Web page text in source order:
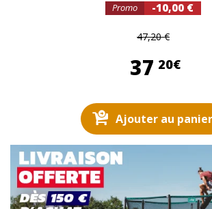
Promo -10,00 €
47,20 €
37 20€
Ajouter au panier